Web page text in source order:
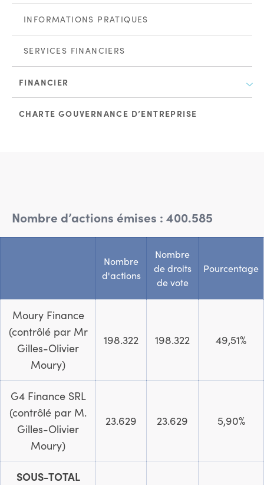
INFORMATIONS PRATIQUES
SERVICES FINANCIERS
FINANCIER
CHARTE GOUVERNANCE D’ENTREPRISE
Nombre d’actions émises : 400.585
Nombre
d'actions
Nombre
de droits
de vote
Pourcentage
Moury Finance
(contrôlé par Mr
Gilles-Olivier
Moury)
198.322 198.322 49,51%
G4 Finance SRL
(contrôlé par M.
Gilles-Olivier
Moury)
23.629 23.629 5,90%
SOUS-TOTAL